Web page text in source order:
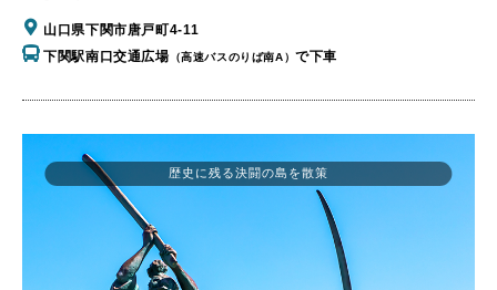
山口県下関市唐戸町4-11
下関駅南口交通広場 （高速バスのりば南A）で下車
歴史に残る決闘の島を散策